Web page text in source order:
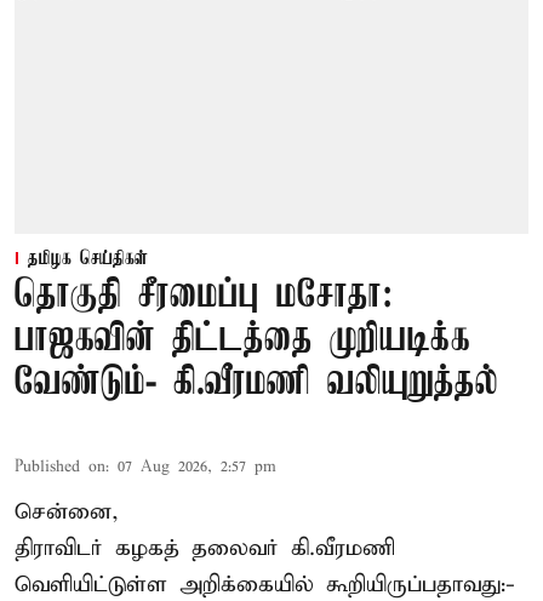
தமிழக செய்திகள்
தொகுதி சீரமைப்பு மசோதா:
பாஜகவின் திட்டத்தை முறியடிக்க
வேண்டும்- கி.வீரமணி வலியுறுத்தல்
Published on: 07 Aug 2026, 2:57 pm
சென்னை,
திராவிடர் கழகத் தலைவர் கி.வீரமணி
வெளியிட்டுள்ள அறிக்கையில் கூறியிருப்பதாவது:-